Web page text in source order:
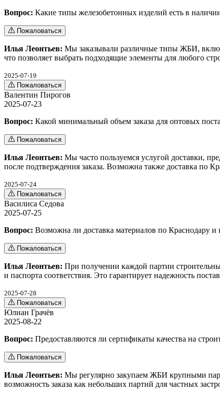
Вопрос: Какие типы железобетонных изделий есть в
Пожаловаться
Илья Леонтьев: Мы заказывали различные типы ЖБИ,
что позволяет выбрать подходящие элементы для любого
2025-07-19
Пожаловаться
Валентин Пирогов
2025-07-23
Вопрос: Какой минимальный объем заказа для оптовых
Пожаловаться
Илья Леонтьев: Мы часто пользуемся услугой доставки,
после подтверждения заказа. Возможна также доставка по
2025-07-24
Пожаловаться
Василиса Седова
2025-07-25
Вопрос: Возможна ли доставка материалов по Краснодару и
Пожаловаться
Илья Леонтьев: При получении каждой партии
и паспорта соответствия. Это гарантирует надежность
2025-07-28
Пожаловаться
Юлиан Грачёв
2025-08-22
Вопрос: Предоставляются ли сертификаты качества на
Пожаловаться
Илья Леонтьев: Мы регулярно закупаем ЖБИ крупными
возможность заказа как небольших партий для частных